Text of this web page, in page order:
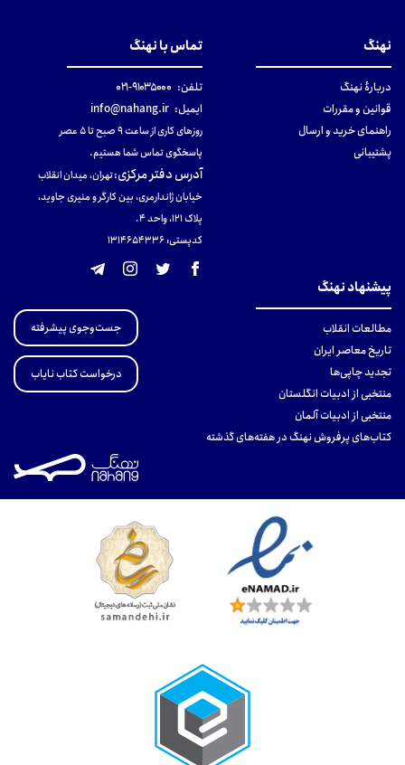
نهنگ
دربارهٔ نهنگ
قوانین و مقررات
راهنمای خرید و ارسال
پشتیبانی
تماس با نهنگ
تلفن: ۹۱۰۳۵۰۰۰-۰۲۱
ایمیل: info@nahang.ir
روزهای کاری از ساعت ۹ صبح تا ۵ عصر
پاسخگوی تماس شما هستیم.
آدرس دفتر مرکزی:تهران، میدان انقلاب
خیابان ژاندارمری، بین کارگر و منیری جاوید،
پلاک 121، واحد ۴.
کدپستی: 131465433۶
پیشنهاد نهنگ
مطالعات انقلاب
تاریخ معاصر ایران
تجدید چاپی‌ها
منتخبی از ادبیات انگلستان
منتخبی از ادبیات آلمان
کتاب‌های پرفروش نهنگ در هفته‌های گذشته
جست‌وجوی پیشرفته
درخواست کتاب نایاب